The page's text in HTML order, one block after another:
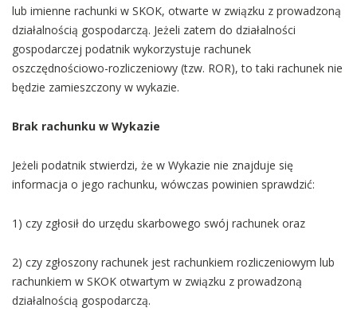
lub imienne rachunki w SKOK, otwarte w związku z prowadzoną
działalnością gospodarczą. Jeżeli zatem do działalności
gospodarczej podatnik wykorzystuje rachunek
oszczędnościowo-rozliczeniowy (tzw. ROR), to taki rachunek nie
będzie zamieszczony w wykazie.
Brak rachunku w Wykazie
Jeżeli podatnik stwierdzi, że w Wykazie nie znajduje się
informacja o jego rachunku, wówczas powinien sprawdzić:
1) czy zgłosił do urzędu skarbowego swój rachunek oraz
2) czy zgłoszony rachunek jest rachunkiem rozliczeniowym lub
rachunkiem w SKOK otwartym w związku z prowadzoną
działalnością gospodarczą.